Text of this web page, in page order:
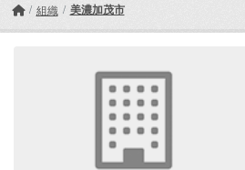
組織 美濃加茂市